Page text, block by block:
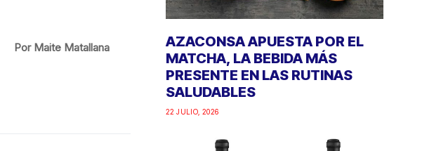
Por Maite Matallana
AZACONSA APUESTA POR EL
MATCHA, LA BEBIDA MÁS
PRESENTE EN LAS RUTINAS
SALUDABLES
22 JULIO, 2026